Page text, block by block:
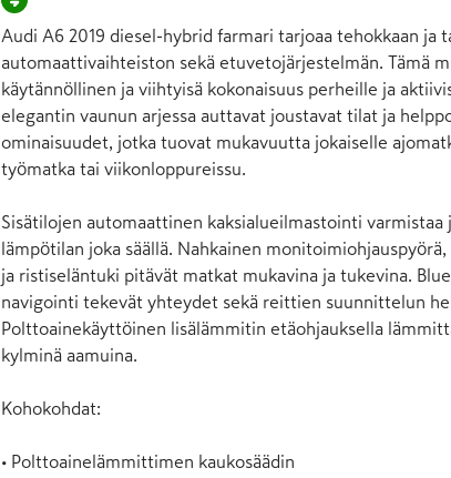
Audi A6 2019 diesel-hybrid farmari tarjoaa tehokkaan ja
automaattivaihteiston sekä etuvetojärjestelmän. Tämä
käytännöllinen ja viihtyisä kokonaisuus perheille ja
elegantin vaunun arjessa auttavat joustavat tilat ja
ominaisuudet, jotka tuovat mukavuutta jokaiselle
työmatka tai viikonloppureissu.
Sisätilojen automaattinen kaksialueilmastointi varmistaa
lämpötilan joka säällä. Nahkainen
ja ristiseläntuki pitävät matkat mukavina ja tukevina.
navigointi tekevät yhteydet sekä reittien suunnittelun
Polttoainekäyttöinen lisälämmitin etäohjauksella
kylminä aamuina.
Kohokohdat:
• Polttoainelämmittimen kaukosäädin